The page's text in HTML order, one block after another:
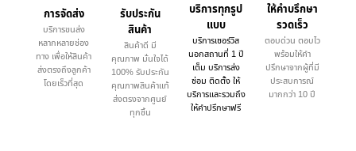
การจัดส่ง
บริการขนส่ง
หลากหลายช่อง
ทาง เพื่อให้สินค้า
ส่งตรงถึงลูกค้า
โดยเร็วที่สุด
รับประกัน
สินค้า
สินค้าดี มี
คุณภาพ มั่นใจได้
100% รับประกัน
คุณภาพสินค้าแท้
ส่งตรงจากศูนย์
ทุกชิ้น
บริการทุกรูป
แบบ
บริการเซอร์วิส
นอกสถานที่ 1 ปี
เต็ม บริการส่ง
ซ่อม ติดตั้ง ให้
บริการและรวมถึง
ให้คำปรึกษาฟรี
ให้คำบรึกษา
รวดเร็ว
ตอบด่วน ตอบไว
พร้อมให้คำ
ปรึกษาจากผู้ที่มี
ประสบการณ์
มากกว่า 10 ปี